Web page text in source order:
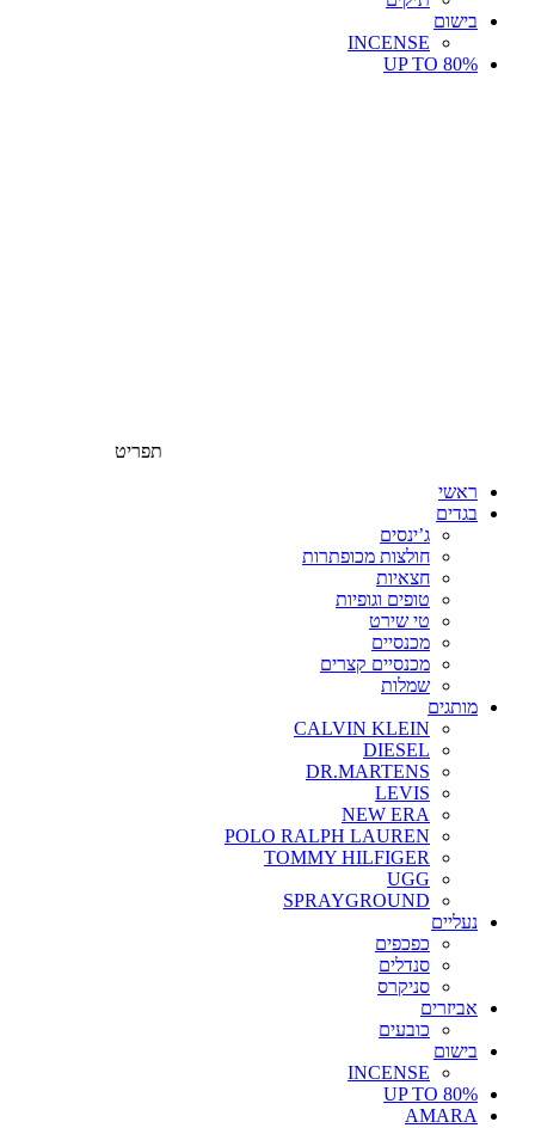
בישום
INCENSE
UP TO 80%
תפריט
ראשי
בגדים
ג’ינסים
חולצות מכופתרות
חצאיות
טופים וגופיות
טי שירט
מכנסיים
מכנסיים קצרים
שמלות
מותגים
CALVIN KLEIN
DIESEL
DR.MARTENS
LEVIS
NEW ERA
POLO RALPH LAUREN
TOMMY HILFIGER
UGG
SPRAYGROUND
נעליים
כפכפים
סנדלים
סניקרס
אביזרים
כובעים
בישום
INCENSE
UP TO 80%
AMARA